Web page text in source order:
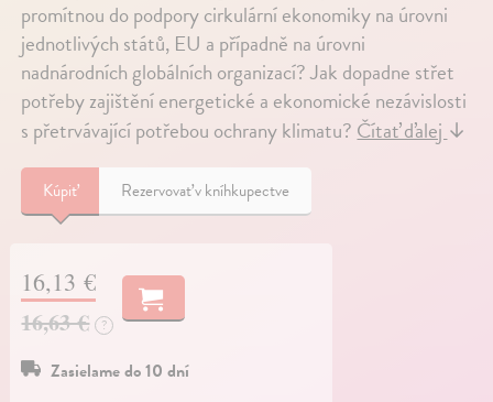
promítnou do podpory cirkulární ekonomiky na úrovni
jednotlivých států, EU a případně na úrovni
nadnárodních globálních organizací? Jak dopadne střet
potřeby zajištění energetické a ekonomické nezávislosti
s přetrvávající potřebou ochrany klimatu?Čítať ďalej↓
Kúpiť Rezervovať v kníhkupectve
16,13 €
16,63 € ?
Zasielame do 10 dní